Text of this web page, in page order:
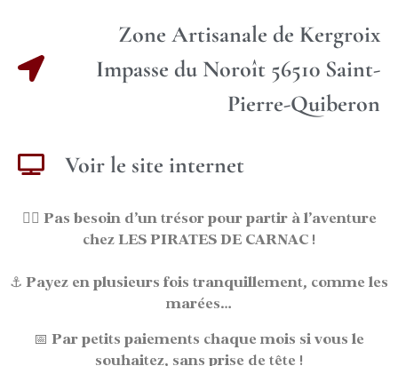
Zone Artisanale de Kergroix
Impasse du Noroît 56510 Saint-
Pierre-Quiberon
Voir le site internet
🏴‍☠️ Pas besoin d’un trésor pour partir à l’aventure
chez LES PIRATES DE CARNAC !
⚓ Payez en plusieurs fois tranquillement, comme les
marées…
📅 Par petits paiements chaque mois si vous le
souhaitez, sans prise de tête !